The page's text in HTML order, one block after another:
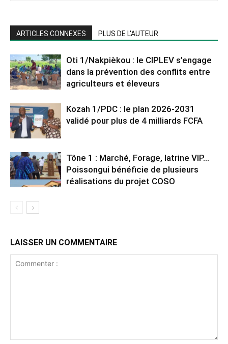
ARTICLES CONNEXES PLUS DE L'AUTEUR
Oti 1/Nakpièkou : le CIPLEV s’engage
dans la prévention des conflits entre
agriculteurs et éleveurs
Kozah 1/PDC : le plan 2026-2031
validé pour plus de 4 milliards FCFA
Tône 1 : Marché, Forage, latrine VIP…
Poissongui bénéficie de plusieurs
réalisations du projet COSO
LAISSER UN COMMENTAIRE